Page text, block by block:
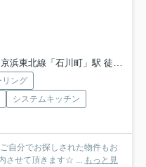
京浜東北線「石川町」駅 徒歩16分
リング
システムキッチン
自分でお探しされた物件もお
させて頂きます☆ ... もっと見